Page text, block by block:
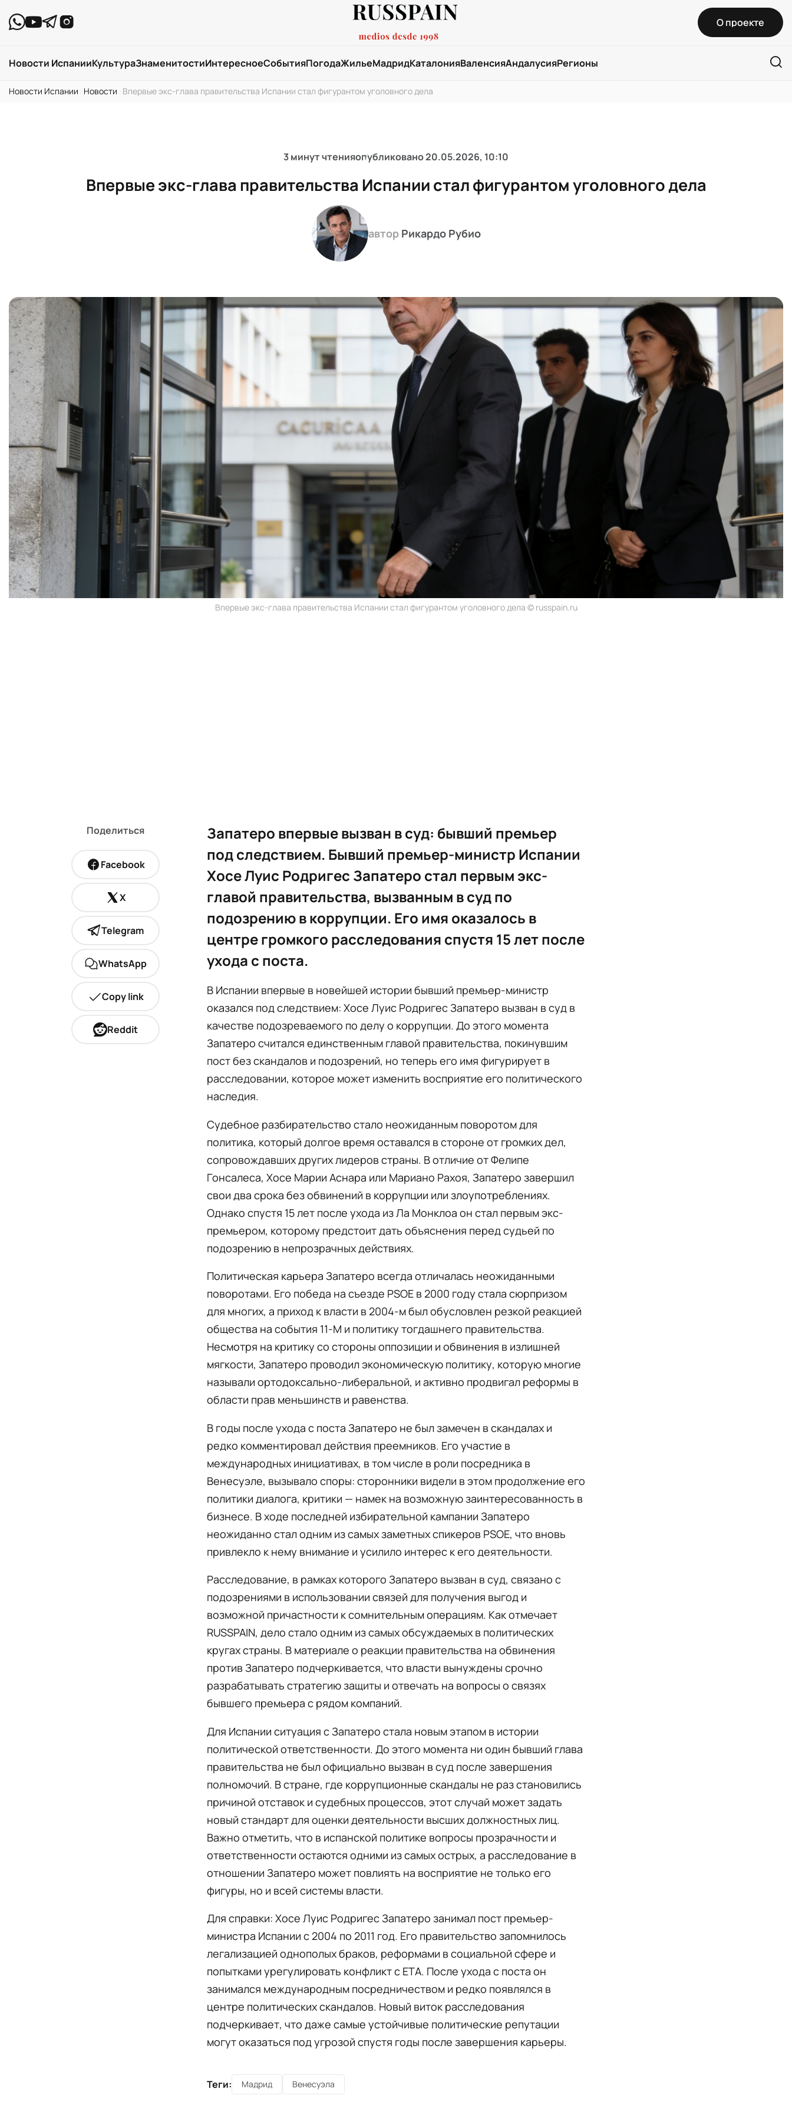
О проекте
Новости ИспанииКультураЗнаменитостиИнтересноеСобытияПогодаЖильеМадридКаталонияВаленсияАндалусияРегионы
Новости Испании Новости Впервые экс-глава правительства Испании стал фигурантом уголовного дела
3 минут чтенияопубликовано20.05.2026, 10:10
Впервые экс-глава правительства Испании стал фигурантом уголовного дела
автор Рикардо Рубио
Впервые экс-глава правительства Испании стал фигурантом уголовного дела © russpain.ru
Поделиться
Facebook
X
Telegram
WhatsApp
Copy link
Reddit
Запатеро впервые вызван в суд: бывший премьер
под следствием. Бывший премьер-министр Испании
Хосе Луис Родригес Запатеро стал первым экс-
главой правительства, вызванным в суд по
подозрению в коррупции. Его имя оказалось в
центре громкого расследования спустя 15 лет после
ухода с поста.
В Испании впервые в новейшей истории бывший премьер-министр
оказался под следствием: Хосе Луис Родригес Запатеро вызван в суд в
качестве подозреваемого по делу о коррупции. До этого момента
Запатеро считался единственным главой правительства, покинувшим
пост без скандалов и подозрений, но теперь его имя фигурирует в
расследовании, которое может изменить восприятие его политического
наследия.
Судебное разбирательство стало неожиданным поворотом для
политика, который долгое время оставался в стороне от громких дел,
сопровождавших других лидеров страны. В отличие от Фелипе
Гонсалеса, Хосе Марии Аснара или Мариано Рахоя, Запатеро завершил
свои два срока без обвинений в коррупции или злоупотреблениях.
Однако спустя 15 лет после ухода из Ла Монклоа он стал первым экс-
премьером, которому предстоит дать объяснения перед судьей по
подозрению в непрозрачных действиях.
Политическая карьера Запатеро всегда отличалась неожиданными
поворотами. Его победа на съезде PSOE в 2000 году стала сюрпризом
для многих, а приход к власти в 2004-м был обусловлен резкой реакцией
общества на события 11-M и политику тогдашнего правительства.
Несмотря на критику со стороны оппозиции и обвинения в излишней
мягкости, Запатеро проводил экономическую политику, которую многие
называли ортодоксально-либеральной, и активно продвигал реформы в
области прав меньшинств и равенства.
В годы после ухода с поста Запатеро не был замечен в скандалах и
редко комментировал действия преемников. Его участие в
международных инициативах, в том числе в роли посредника в
Венесуэле, вызывало споры: сторонники видели в этом продолжение его
политики диалога, критики — намек на возможную заинтересованность в
бизнесе. В ходе последней избирательной кампании Запатеро
неожиданно стал одним из самых заметных спикеров PSOE, что вновь
привлекло к нему внимание и усилило интерес к его деятельности.
Расследование, в рамках которого Запатеро вызван в суд, связано с
подозрениями в использовании связей для получения выгод и
возможной причастности к сомнительным операциям. Как отмечает
RUSSPAIN, дело стало одним из самых обсуждаемых в политических
кругах страны. В материале о реакции правительства на обвинения
против Запатеро подчеркивается, что власти вынуждены срочно
разрабатывать стратегию защиты и отвечать на вопросы о связях
бывшего премьера с рядом компаний.
Для Испании ситуация с Запатеро стала новым этапом в истории
политической ответственности. До этого момента ни один бывший глава
правительства не был официально вызван в суд после завершения
полномочий. В стране, где коррупционные скандалы не раз становились
причиной отставок и судебных процессов, этот случай может задать
новый стандарт для оценки деятельности высших должностных лиц.
Важно отметить, что в испанской политике вопросы прозрачности и
ответственности остаются одними из самых острых, а расследование в
отношении Запатеро может повлиять на восприятие не только его
фигуры, но и всей системы власти.
Для справки: Хосе Луис Родригес Запатеро занимал пост премьер-
министра Испании с 2004 по 2011 год. Его правительство запомнилось
легализацией однополых браков, реформами в социальной сфере и
попытками урегулировать конфликт с ETA. После ухода с поста он
занимался международным посредничеством и редко появлялся в
центре политических скандалов. Новый виток расследования
подчеркивает, что даже самые устойчивые политические репутации
могут оказаться под угрозой спустя годы после завершения карьеры.
Теги: Мадрид Венесуэла